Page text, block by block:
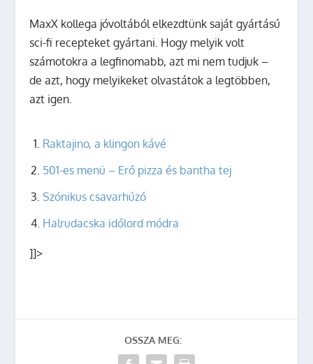
MaxX kollega jóvoltából elkezdtünk saját gyártású
sci-fi recepteket gyártani. Hogy melyik volt
számotokra a legfinomabb, azt mi nem tudjuk –
de azt, hogy melyikeket olvastátok a legtöbben,
azt igen.
Raktajino, a klingon kávé
501-es menü – Erő pizza és bantha tej
Szónikus csavarhúzó
Halrudacska időlord módra
]]>
OSSZA MEG: